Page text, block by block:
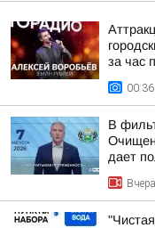
за час
00:36
В
дает